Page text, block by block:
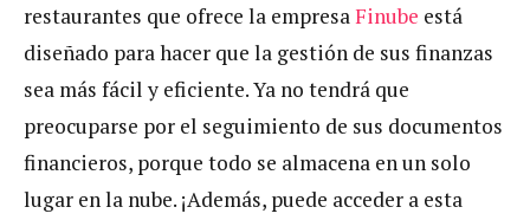
restaurantes que ofrece la empresa Finube está
diseñado para hacer que la gestión de sus finanzas
sea más fácil y eficiente. Ya no tendrá que
preocuparse por el seguimiento de sus documentos
financieros, porque todo se almacena en un solo
lugar en la nube. ¡Además, puede acceder a esta